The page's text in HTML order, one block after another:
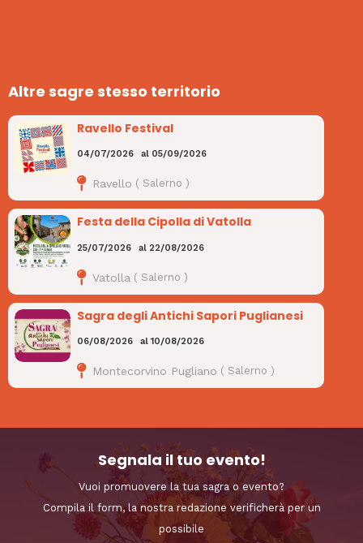
Altre sagre stesso territorio
Ravello Festival
04/07/2026 al 05/09/2026
Ravello ( Salerno )
Festa della Cipolla di Vatolla
25/07/2026 al 22/08/2026
Vatolla ( Salerno )
Sagra degli Antichi Sapori Puglianesi
06/08/2026 al 10/08/2026
Montecorvino Pugliano ( Salerno )
Segnala il tuo evento!
Vuoi promuovere la tua sagra o evento?
Compila il form, la nostra redazione verificherà per un
possibile